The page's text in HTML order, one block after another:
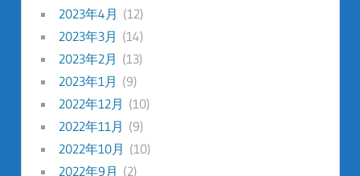
2023年4月 (12)
2023年3月 (14)
2023年2月 (13)
2023年1月 (9)
2022年12月 (10)
2022年11月 (9)
2022年10月 (10)
2022年9月 (2)